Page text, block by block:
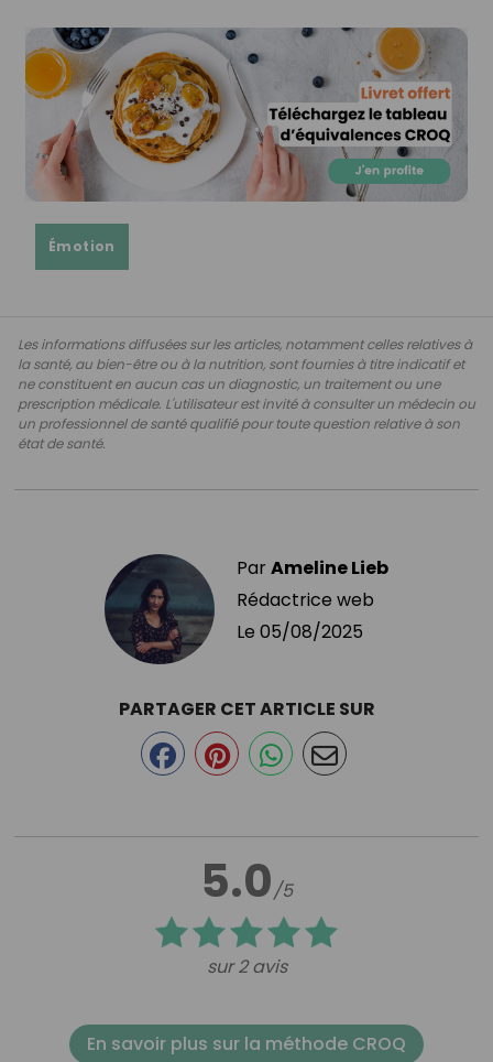
Émotion
Les informations diffusées sur les articles, notamment celles relatives à
la santé, au bien-être ou à la nutrition, sont fournies à titre indicatif et
ne constituent en aucun cas un diagnostic, un traitement ou une
prescription médicale. L'utilisateur est invité à consulter un médecin ou
un professionnel de santé qualifié pour toute question relative à son
état de santé.
ParAmeline Lieb
Rédactrice web
Le 05/08/2025
5.0/5
sur 2 avis
PARTAGER CET ARTICLE SUR
En savoir plus sur la méthode CROQ